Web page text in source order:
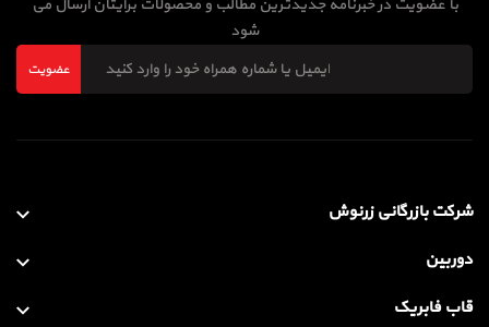
با عضویت در خبرنامه جدیدترین مطالب و محصولات برایتان ارسال می
شود
عضویت
شرکت بازرگانی زرنوش
دوربین
قاب فابریک